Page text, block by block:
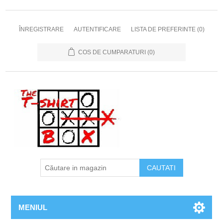
ÎNREGISTRARE AUTENTIFICARE LISTA DE PREFERINTE (0)
COS DE CUMPARATURI (0)
MENIUL